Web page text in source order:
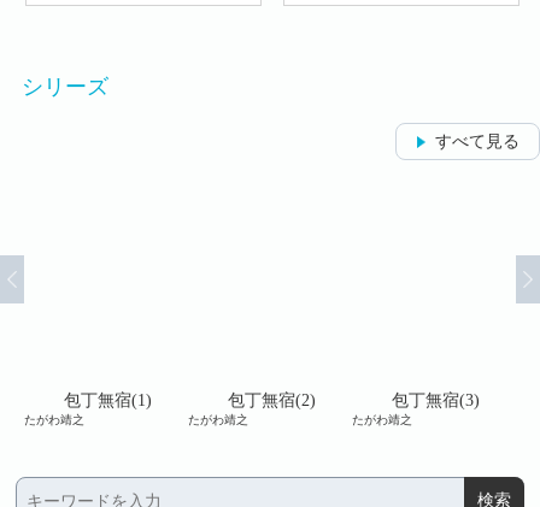
シリーズ
すべて見る
包丁無宿(1)
たがわ靖之
包丁無宿(2)
たがわ靖之
包丁無宿(3)
たがわ靖之